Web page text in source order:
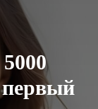
первый